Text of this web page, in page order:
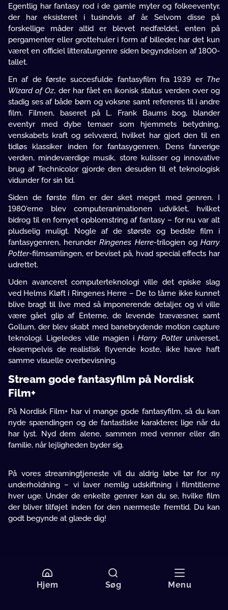
Egentlig har fantasy rod i de gamle myter og folkeeventyr,
der har eksisteret i tusindvis af år. Selvom disse på
forskellige måder altid er blevet nedfældet, enten på
pergamenter eller grottehuler i form af billeder, har det kun
været en officiel litteraturgenre siden begyndelsen af 1800-
tallet.
En af de første succesfulde fantasyfilm fra 1939 er The
Wizard of Oz, der har fået en ikonisk status verden over og
stadig ses af både børn og voksne samt refereres til i andre
film. Filmen, baseret på L. Frank Baums bog, blander
eventyr med dybe temaer som hjemmets betydning,
venskabets kraft og selvværd, hvilket har gjort den til en
tidløs klassiker inden for fantasygenren. Dens farverige
verden, mindeværdige musik, store kulisser og innovative
brug af Technicolor gjorde den desuden til et teknologisk
vidunder for sin tid.
Siden de første film er der sket meget med genren. I
1980’erne blev computeranimationen udviklet, hvilket
bidrog til en fornyet opblomstring af fantasy – for nu var alt
pludselig muligt. Nogle af de største og bedste film i
fantasygenren, herunderRingenes Herre-trilogien ogHarry
Potter-filmsamlingen, er beviset på, hvad special effects har
udrettet.
Uden avanceret computerteknologi ville det episke slag
ved Helms Kløft i Ringenes Herre – De to tårne ikke kunnet
blive bragt til live med så imponerende detaljer, og vi ville
være gået glip af Enterne, de levende trævæsner, samt
Gollum, der blev skabt med banebrydende motion capture
teknologi. Ligeledes ville magien iHarry Potteruniverset,
eksempelvis de realistisk flyvende koste, ikke have haft
samme visuelle overbevisning.
Stream gode fantasyfilm på Nordisk
Film+
På Nordisk Film+ har vi mange gode fantasyfilm, så du kan
nyde spændingen og de fantastiske karakterer, lige når du
har lyst. Nyd dem alene, sammen med venner eller din
familie, når lejligheden byder sig.
På vores streamingtjeneste vil du aldrig løbe tør for ny
underholdning – vi laver nemlig udskiftning i filmtitlerne
hver uge. Under de enkelte genrer kan du se, hvilke film
der bliver tilføjet inden for den nærmeste fremtid. Du kan
godt begynde at glæde dig!
Hjem Søg Menu